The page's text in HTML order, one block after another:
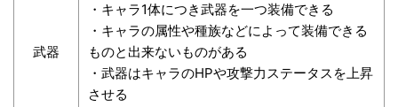
武器
・キャラ1体につき武器を一つ装備できる
・キャラの属性や種族などによって装備できる
ものと出来ないものがある
・武器はキャラのHPや攻撃力ステータスを上昇
させる